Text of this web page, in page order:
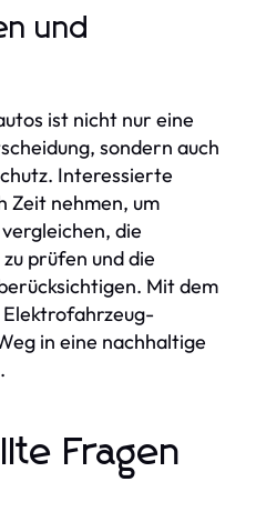
und
ist nicht nur eine
sondern auch
Interessierte
Zeit nehmen, um
die
prüfen und die
Mit dem
in eine nachhaltige
Fragen